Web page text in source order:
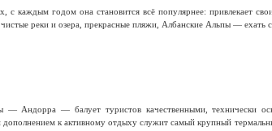
с каждым годом она становится всё популярнее: привлекает
реки и озера, прекрасные пляжи, Албанские Альпы — ехать
— Андорра — балует туристов качественными, технически
к активному отдыху служит самый крупный